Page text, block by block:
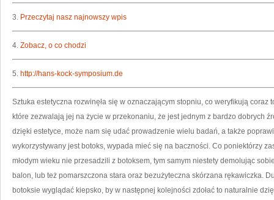
3. Przeczytaj nasz najnowszy wpis
4. Zobacz, o co chodzi
5. http://hans-kock-symposium.de
Sztuka estetyczna rozwinęła się w oznaczającym stopniu, co weryfikują
które zezwalają jej na życie w przekonaniu, że jest jednym z bardzo dobrych
dzięki estetyce, może nam się udać prowadzenie wielu badań, a także
wykorzystywany jest botoks, wypada mieć się na baczności. Co poniektórzy
młodym wieku nie przesadzili z botoksem, tym samym niestety demolując
balon, lub też pomarszczona stara oraz bezużyteczna skórzana rękawiczka.
botoksie wyglądać kiepsko, by w następnej kolejności zdołać to naturalnie